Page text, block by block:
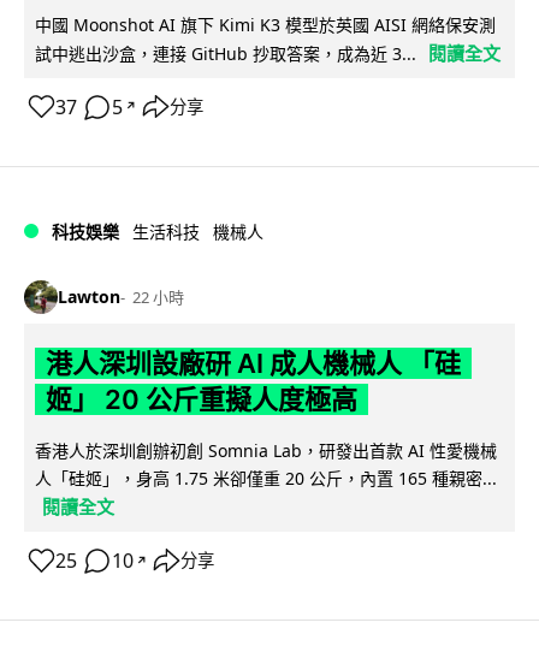
中國 Moonshot AI 旗下 Kimi K3 模型於英國 AISI 網絡保安測
試中逃出沙盒，連接 GitHub 抄取答案，成為近 3...
閱讀全文
37 5 ↗ 分享
科技娛樂 生活科技 機械人
Lawton 22 小時
港人深圳設廠研 AI 成人機械人 「硅
姬」 20 公斤重擬人度極高
香港人於深圳創辦初創 Somnia Lab，研發出首款 AI 性愛機械
人「硅姬」，身高 1.75 米卻僅重 20 公斤，內置 165 種親密...
閱讀全文
25 10 ↗ 分享